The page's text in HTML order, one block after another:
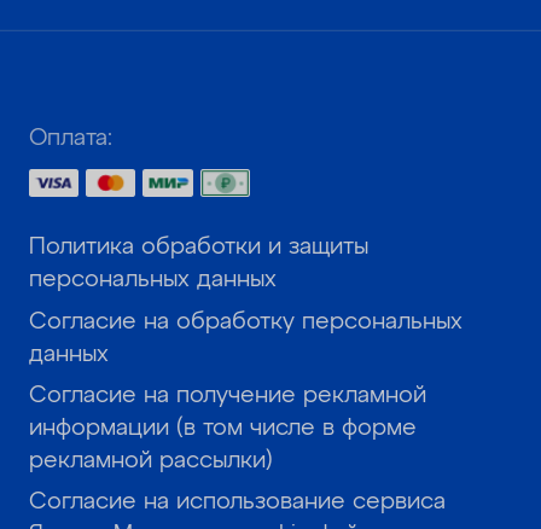
Оплата:
Политика обработки и защиты
персональных данных
Согласие на обработку персональных
данных
Согласие на получение рекламной
информации (в том числе в форме
рекламной рассылки)
Согласие на использование сервиса